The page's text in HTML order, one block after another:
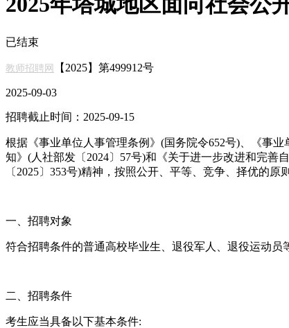
已结束
教师招聘网 【2025】第499912号
2025-09-03
招聘截止时间：2025-09-15
根据《事业单位人事管理条例》(国务院令652号)、《事
知》(人社部发〔2024〕57号)和《关于进一步改进和完善
〔2025〕353号)精神，按照公开、平等、竞争、择优的原
一、招聘对象
符合招聘条件的普通高校毕业生、退役军人、退役运动员
二、招聘条件
考生应当具备以下基本条件: